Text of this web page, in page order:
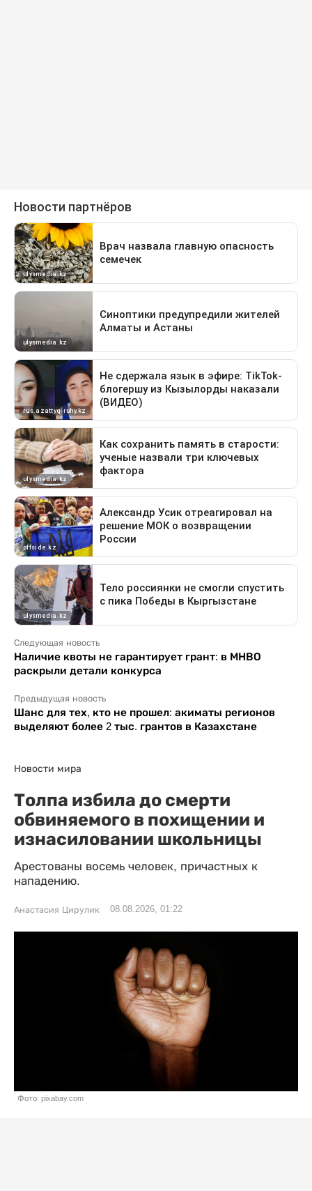
Следующая новость
Наличие квоты не гарантирует грант: в МНВО
раскрыли детали конкурса
Предыдущая новость
Шанс для тех, кто не прошел: акиматы регионов
выделяют более 2 тыс. грантов в Казахстане
Новости мира
Толпа избила до смерти
обвиняемого в похищении и
изнасиловании школьницы
Арестованы восемь человек, причастных к
нападению.
Анастасия Цирулик 08.08.2026, 01:22
Фото: pixabay.com